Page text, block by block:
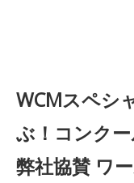
WCMスペシ
ぶ！コンク
弊社協賛 ワ